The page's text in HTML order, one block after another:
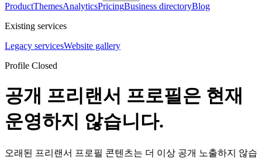
ProductThemesAnalyticsPricingBusiness directoryBlog
Existing services
Legacy servicesWebsite gallery
Profile Closed
공개 프리랜서 프로필은 현재
운영하지 않습니다.
오래된 프리랜서 프로필 콘텐츠는 더 이상 공개 노출하지 않습